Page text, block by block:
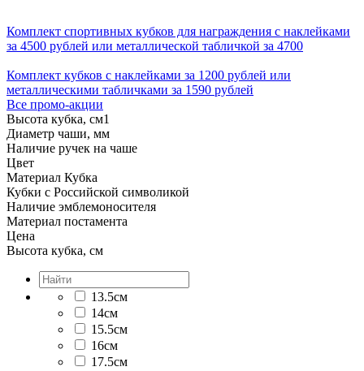
Комплект спортивных кубков для награждения с наклейками
за 4500 рублей или металлической табличкой за 4700
Комплект кубков с наклейками за 1200 рублей или
металлическими табличками за 1590 рублей
Все промо-акции
Высота кубка, см1
Диаметр чаши, мм
Наличие ручек на чаше
Цвет
Материал Кубка
Кубки с Российской символикой
Наличие эмблемоносителя
Материал постамента
Цена
Высота кубка, см
13.5см
14см
15.5см
16см
17.5см